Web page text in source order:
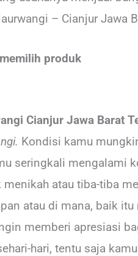
– Cianjur Jawa
produk
Cianjur Jawa Barat
Kondisi kamu
seringkali mengalami
atau tiba-tiba
atau di mana, baik
memberi apresiasi
hari, tentu saja